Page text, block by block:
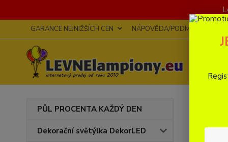
GARANCE NEJNIŽŠÍCH CEN NÁPOVĚDA/PODMÍNKY
PŮL PROCENTA KAŽDÝ DEN
Dekorační světýlka DekorLED